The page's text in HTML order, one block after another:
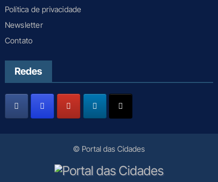
Política de privacidade
Newsletter
Contato
Redes
© Portal das Cidades